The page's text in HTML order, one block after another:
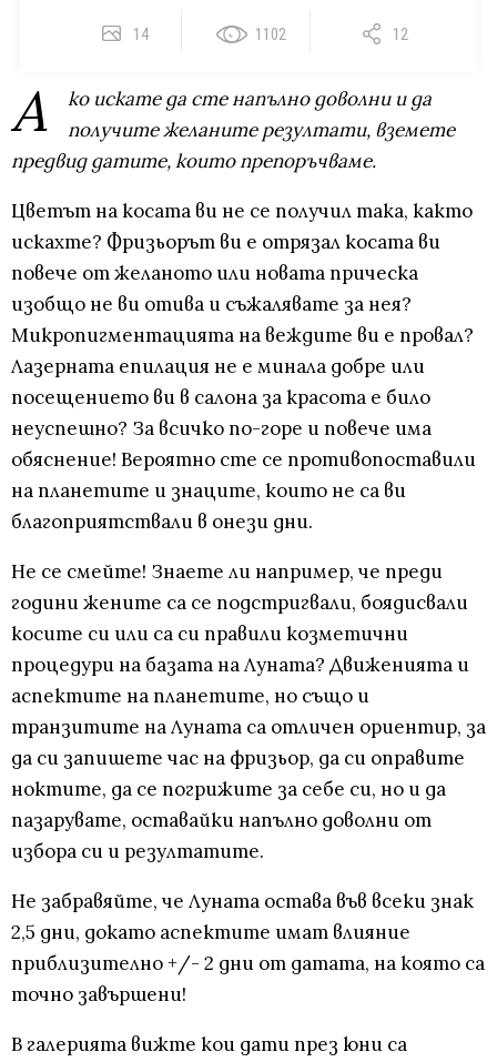
14 1102 12
А
ко искате да сте напълно доволни и да
получите желаните резултати, вземете
предвид датите, които препоръчваме.
Цветът на косата ви не се получил така, както
искахте? Фризьорът ви е отрязал косата ви
повече от желаното или новата прическа
изобщо не ви отива и съжалявате за нея?
Микропигментацията на веждите ви е провал?
Лазерната епилация не е минала добре или
посещението ви в салона за красота е било
неуспешно? За всичко по-горе и повече има
обяснение! Вероятно сте се противопоставили
на планетите и знаците, които не са ви
благоприятствали в онези дни.
Не се смейте! Знаете ли например, че преди
години жените са се подстригвали, боядисвали
косите си или са си правили козметични
процедури на базата на Луната? Движенията и
аспектите на планетите, но също и
транзитите на Луната са отличен ориентир, за
да си запишете час на фризьор, да си оправите
ноктите, да се погрижите за себе си, но и да
пазарувате, оставайки напълно доволни от
избора си и резултатите.
Не забравяйте, че Луната остава във всеки знак
2,5 дни, докато аспектите имат влияние
приблизително +/- 2 дни от датата, на която са
точно завършени!
В галерията вижте кои дати през юни са